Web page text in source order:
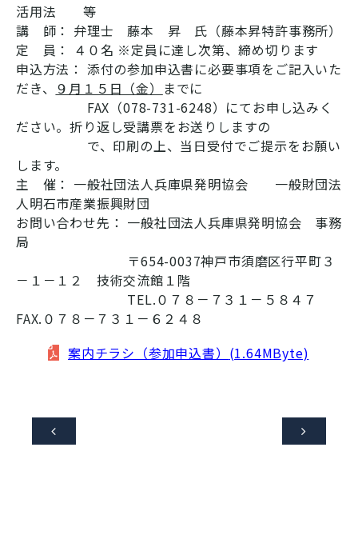
活用法 等
講 師： 弁理士 藤本 昇 氏（藤本昇特許事務所）
定 員： ４０名 ※定員に達し次第、締め切ります
申込方法： 添付の参加申込書に必要事項をご記入いた
だき、 ９月１５日（金）
までに
FAX（078-731-6248）にてお申し込みく
ださい。折り返し受講票をお送りしますの
で、印刷の上、当日受付でご提示をお願い
します。
主 催： 一般社団法人兵庫県発明協会 一般財団法
人明石市産業振興財団
お問い合わせ先： 一般社団法人兵庫県発明協会 事務
局
〒654-0037神戸市須磨区行平町３
－１－１２ 技術交流館１階
TEL.０７８－７３１－５８４７
FAX.０７８－７３１－６２４８
案内チラシ（参加申込書） (1.64MByte)
 